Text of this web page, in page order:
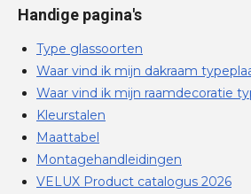
Handige pagina's
Type glassoorten
Waar vind ik mijn dakraam
Waar vind ik mijn raamdecoratie
Kleurstalen
Maattabel
Montagehandleidingen
VELUX Product catalogus 2026